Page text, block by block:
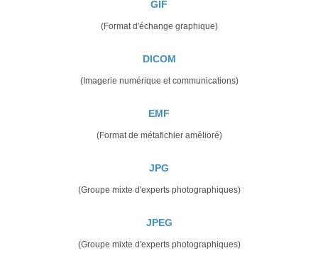
GIF
(Format d'échange graphique)
DICOM
(Imagerie numérique et communications)
EMF
(Format de métafichier amélioré)
JPG
(Groupe mixte d'experts photographiques)
JPEG
(Groupe mixte d'experts photographiques)